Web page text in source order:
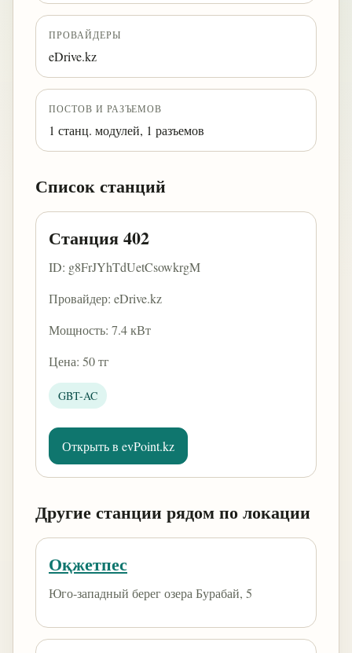
ПРОВАЙДЕРЫ
eDrive.kz
ПОСТОВ И РАЗЪЕМОВ
1 станц. модулей, 1 разъемов
Список станций
Станция 402
ID: g8FrJYhTdUetCsowkrgM
Провайдер: eDrive.kz
Мощность: 7.4 кВт
Цена: 50 тг
GBT-AC
Открыть в evPoint.kz
Другие станции рядом по локации
Оқжетпес
Юго-западный берег озера Бурабай, 5